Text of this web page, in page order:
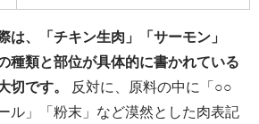
は、「チキン生肉」「サーモン」
種類と部位が具体的に書かれている
切です。
反対に、原料の中に「○○
ル」「粉末」など漠然とした肉表記